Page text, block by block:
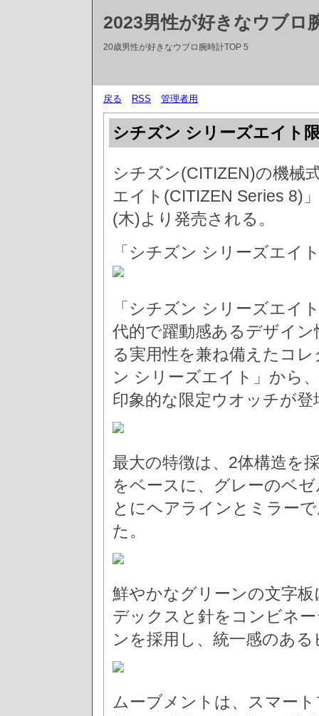
2023男性が好きなウブロ
20歳男性が好きなウブロ腕時計TOP 5
戻る RSS 管理者用
シチズン シリーズエイト
シチズン(CITIZEN)の機械
エイト(CITIZEN Series 8)
(木)より発売される。
「シチズン シリーズエイ
「シチズン シリーズエイ
代的で躍動感あるデザイ
る実用性を兼ね備えたコ
ン シリーズエイト」から
印象的な限定ウオッチが登
最大の特徴は、2体構造を
をベースに、グレーのベ
とにヘアラインとミラー
た。
鮮やかなグリーンの文字
デックスと針をコンビネ
ンを採用し、統一感のあ
ムーブメントは、スマー